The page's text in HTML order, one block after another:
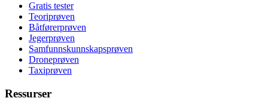
Gratis tester
Teoriprøven
Båtførerprøven
Jegerprøven
Samfunnskunnskapsprøven
Droneprøven
Taxiprøven
Ressurser